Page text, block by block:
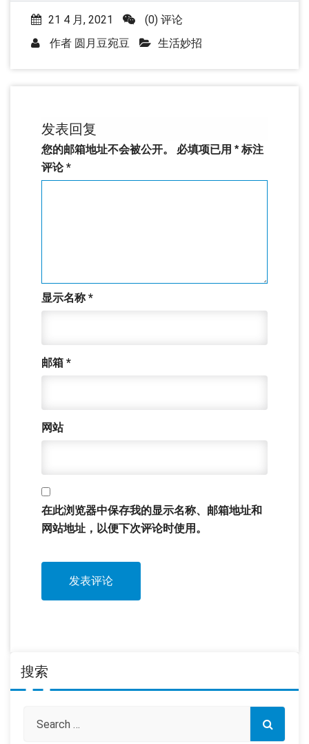
21 4 月, 2021
(0) 评论
作者 圆月豆宛豆 生活妙招
发表回复
您的邮箱地址不会被公开。 必填项已用 * 标注
评论*
显示名称*
邮箱 *
网站
在此浏览器中保存我的显示名称、邮箱地址和
网站地址，以便下次评论时使用。
搜索